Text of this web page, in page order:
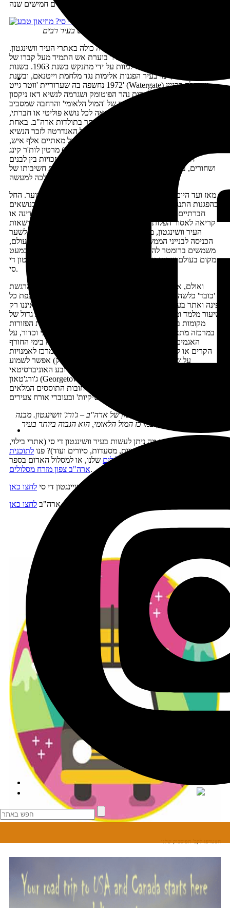
של מוסד הסמית'סוניאן, שכמותם יש בעיר רבים
ההיסטוריה האמריקנית המודרנית שזורה כולה באתרי העיר וושינגטון.
בבית הקברות הלאומי הסמוך לעיר בוערת אש התמיד מעל קברו של
הנשיא ג'ון קנדי, שנורה למוות על ידי מתנקש בשנת 1963. בשנות
השישים התקיימו בעיר הפגנות אלימות נגד מלחמת וייטנאם, ובשנת
1972 נחשפה בה שערוריית 'ווטר גייט' (Watergate) שהחלה בבניין
מגורים יוקרתי על גדות נהר הפוטומק ושגרמה לנשיא דאז ניקסון
להתפטר מתפקידו. המדשאות של 'המול הלאומי' והרחבה שמסביב
לבית הלבן, הפכו עם השנים מרכז מחאה לכל נושא פוליטי או חברתי,
ובתחומן התאספו ההפגנות החשובות ביותר בתולדות ארה"ב. באחת
מהמפורסמות שבהן, עצרת שהתקיימה מול האנדרטה לזכר הנשיא
אברהם לינקולן, נאם בתחילת שנות השישים, מול מאתיים אלף איש,
מרטין לות'ר קינג (Martin Luther King) את נאומו המפורסם 'יש לי
חלום', נאום שנועד לבטא את התקווה לשוויון זכויות בין לבנים
ושחורים, בבירתה של מדינה שאמנם ציינה בחוקתה את חשיבותו של
מאז ועד היום ממשיכה וושינגטון לרכז אליה כל קול מחאה בוער. החל
בהפגנות התנגדות או תמיכה למלחמה בעירק, וכלה בהפגנות בנושאים
חברתיים, כגון דרישה לביטוח רפואי הולם לכלל אזרחי המדינה או
קריאה לאסור הפלות מלאכותיות. קולות אלו, הנשמעים על מדשאות
העיר וושינגטון, מתחת לחלון ביתו של נשיא ארה"ב, סמוך לשער
הכניסה לבנייני הממשל, באחד המקומות המתוקשרים ביותר בעולם,
משמשים ברומטר להלך הרוח השורר בחברה האמריקנית. אין כמעט
מקום בעולם שהוא אקטואלי יותר ומתוקשר יותר מהעיר וושינגטון די
סי.
ואולם, אם התרשמתם עד כה שביקור בוושינגטון מלווה בהרגשת
'כובד' כלשהי, לנוכח החשיבות ההיסטורית והאקטואלית האופפת כל
פינה ואתר בעיר, אזי טעיתם. ביקור בעיר הבירה האמריקנית איננו רק
שיעור מלמד ומעמיק, וושינגטון היא מקום חי ותוסס בעל היצע גדול של
מקומות בילוי ואטרקציות. על המדשאות הירוקות הרבות הפזורות
במרכזה מתאספים מדי יום בני נוער רבים למשחקי פריסבי וכדור, על
האגמים ובריכות המים שבה ניתן להחליק על הקרח בימי החורף
הקרים או לשוט בסירת פדלים בשאר עונות השנה. במרכז לאמנויות
על שם קנדי (הממוקם על גדות נהר הפוטומק) אפשר לשמוע
קונצרטים ולצפות באופרות או בהופעות בלט, וברובע האוניברסיטאי
ג'ורג'טאון (Georgetown) ניתן לשמוע מוזיקת ג'ז בבתי הקפה שעל
גדות נהר הפוטומק, או ליהנות משיטוט ברחובות התוססים המלאים
האנדרטה לזכר הנשיא הראשון של ארה"ב – ג'ורג' וושינגטון. מבנה
האנדרטה, השוכן במרכז המול הלאומי, הוא הגבוה ביותר בעיר
רוצים לקרוא על מה מה ניתן לעשות בעיר וושינגטון די סי (אתרי בילוי,
מוזיאונים, פעילויות, אטרקציות, מסעדות, סיורים ועוד)? פנו לתוכנית
הטיול על עיר זו מבנק המסלולים שלנו, או למסלול האדום בספר
ארה"ב צפון מזרח מסלולים.
למידע על מקומות לינה מומלצים בוושיינגטון די סי לחצו כאן
למידע על יעדים נוספים בצפון מזרח ארה"ב